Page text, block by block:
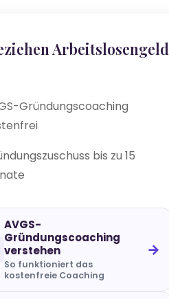
Arbeitslosengeld
Gründungscoaching
bis zu 15
AVGS-
Gründungscoaching
verstehen
So funktioniert das
kostenfreie Coaching
→